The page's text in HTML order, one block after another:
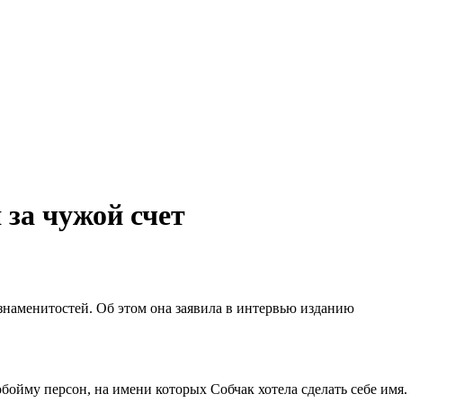
чужой счет
Об этом она заявила в интервью изданию
персон, на имени которых Собчак хотела сделать себе имя.